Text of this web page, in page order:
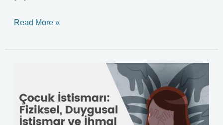
Read More »
Fiziksel,
Duygusal